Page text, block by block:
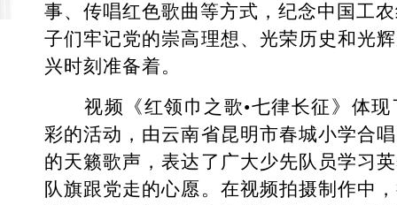
事、传唱红色歌曲等方式，纪念中国工
子们牢记党的崇高理想、光荣历史和光
兴时刻准备着。
视频《红领巾之歌•七律长征》体现
彩的活动，由云南省昆明市春城小学合
的天籁歌声，表达了广大少先队员学习
队旗跟党走的心愿。在视频拍摄制作中